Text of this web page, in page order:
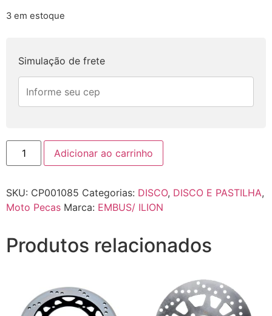
3 em estoque
Simulação de frete
Adicionar ao carrinho
SKU: CP001085 Categorias: DISCO, DISCO E PASTILHA,
Moto Pecas Marca: EMBUS/ ILION
Produtos relacionados